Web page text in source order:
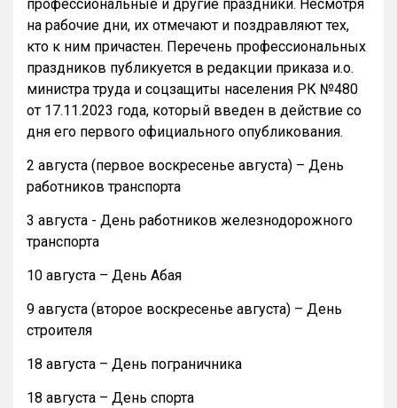
профессиональные и другие праздники. Несмотря
на рабочие дни, их отмечают и поздравляют тех,
кто к ним причастен. Перечень профессиональных
праздников публикуется в редакции приказа и.о.
министра труда и соцзащиты населения РК №480
от 17.11.2023 года, который введен в действие со
дня его первого официального опубликования.
2 августа (первое воскресенье августа) – День
работников транспорта
3 августа - День работников железнодорожного
транспорта
10 августа – День Абая
9 августа (второе воскресенье августа) – День
строителя
18 августа – День пограничника
18 августа – День спорта